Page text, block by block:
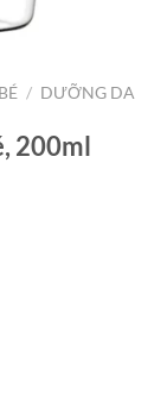
/ DƯỠNG DA
200ml